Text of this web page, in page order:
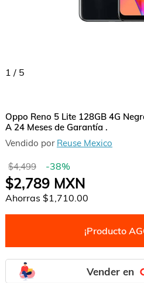
1 / 5
Oppo Reno 5 Lite 128GB 4G
A 24 Meses de Garantía .
Vendido por Reuse Mexico
$4,499 -38%
$2,789MXN
Ahorras $1,710.00
¡Producto
Vender en